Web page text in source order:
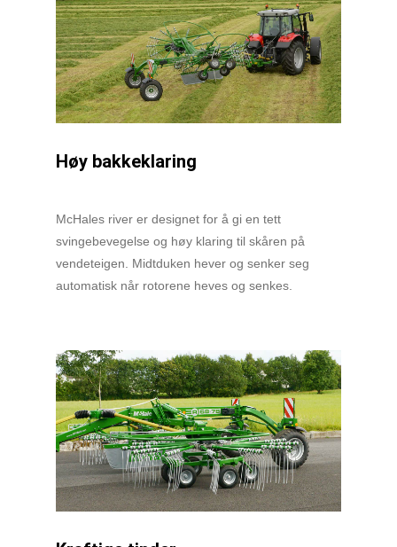
Høy bakkeklaring
McHales river er designet for å gi en tett
svingebevegelse og høy klaring til skåren på
vendeteigen. Midtduken hever og senker seg
automatisk når rotorene heves og senkes.